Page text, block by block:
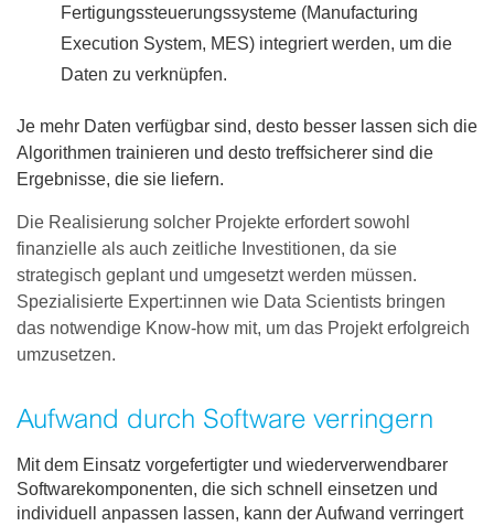
Fertigungssteuerungssysteme (Manufacturing
Execution System, MES) integriert werden, um die
Daten zu verknüpfen.
Je mehr Daten verfügbar sind, desto besser lassen sich die
Algorithmen trainieren und desto treffsicherer sind die
Ergebnisse, die sie liefern.
Die Realisierung solcher Projekte erfordert sowohl
finanzielle als auch zeitliche Investitionen, da sie
strategisch geplant und umgesetzt werden müssen.
Spezialisierte Expert:innen wie Data Scientists bringen
das notwendige Know-how mit, um das Projekt erfolgreich
umzusetzen.
Aufwand durch Software verringern
Mit dem Einsatz vorgefertigter und wiederverwendbarer
Softwarekomponenten, die sich schnell einsetzen und
individuell anpassen lassen, kann der Aufwand verringert